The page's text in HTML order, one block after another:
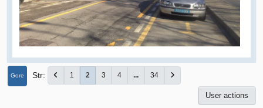
Gore Str 1 2 3 4 ... 34
User actions